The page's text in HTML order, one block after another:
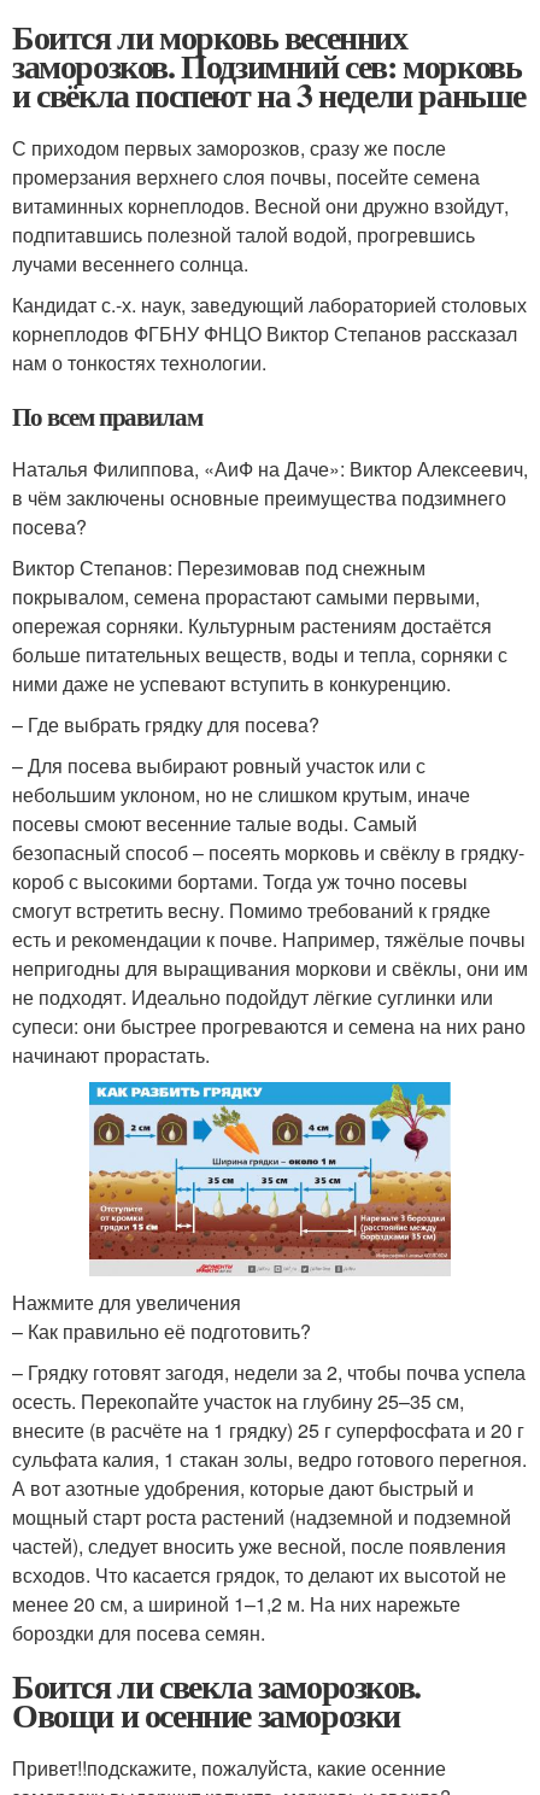
Боится ли морковь весенних
заморозков. Подзимний сев: морковь
и свёкла поспеют на 3 недели раньше
С приходом первых заморозков, сразу же после
промерзания верхнего слоя почвы, посейте семена
витаминных корнеплодов. Весной они дружно взойдут,
подпитавшись полезной талой водой, прогревшись
лучами весеннего солнца.
Кандидат с.-х. наук, заведующий лабораторией столовых
корне­плодов ФГБНУ ФНЦО Виктор Степанов рассказал
нам о тонкостях технологии.
По всем правилам
Наталья Филиппова, «АиФ на Даче»: Виктор Алексеевич,
в чём заключены основные преимущества подзимнего
посева?
Виктор Степанов: Перезимовав под снежным
покрывалом, семена прорастают самыми первыми,
опережая сорняки. Культурным растениям достаётся
больше питательных веществ, воды и тепла, сорняки с
ними даже не успевают вступить в конкуренцию.
– Где выбрать грядку для посева?
– Для посева выбирают ровный участок или с
небольшим уклоном, но не слишком крутым, иначе
посевы смоют весенние талые воды. Самый
безопасный способ – посеять морковь и свёклу в грядку-
короб с высокими бортами. Тогда уж точно посевы
смогут встретить весну. Помимо требований к грядке
есть и рекомендации к почве. Например, тяжёлые почвы
непригодны для выращивания моркови и свёклы, они им
не подходят. Идеально подойдут лёгкие суглинки или
супеси: они быстрее прогреваются и семена на них рано
начинают ­прорастать.
Нажмите для увеличения
– Как правильно её ­подготовить?
– Грядку готовят загодя, недели за 2, чтобы почва успела
осесть. Перекопайте участок на глубину 25–35 см,
внесите (в расчёте на 1 грядку) 25 г суперфосфата и 20 г
сульфата калия, 1 стакан золы, ведро готового перегноя.
А вот азотные удобрения, которые дают быстрый и
мощный старт роста растений (надземной и подземной
частей), следует вносить уже весной, после появления
всходов. Что касается грядок, то делают их высотой не
менее 20 см, а шириной 1–1,2 м. На них нарежьте
бороздки для посева семян.
Боится ли свекла заморозков.
Овощи и осенние заморозки
Привет!!подскажите, пожалуйста, какие осенние